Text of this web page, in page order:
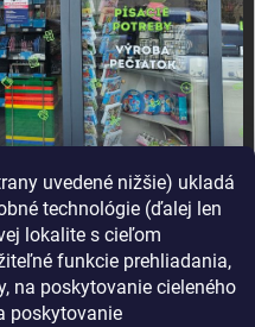
uvedené nižšie) ukladá
technológie (ďalej len
lokalite s cieľom
funkcie prehliadania,
na poskytovanie cieleného
poskytovanie